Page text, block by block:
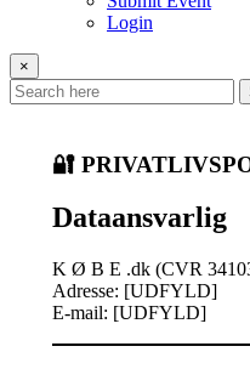
Login
×
🔐
Dataansvarlig
K Ø B E .dk (CVR
Adresse: [UDFYLD]
E-mail: [UDFYLD]